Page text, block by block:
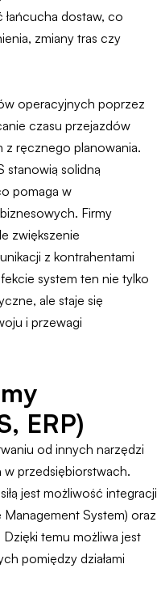
łańcucha dostaw, co
zmiany tras czy
operacyjnych poprzez
czasu przejazdów
z ręcznego planowania.
stanowią solidną
pomaga w
Firmy
zwiększenie
z kontrahentami
system ten nie tylko
ale staje się
i przewagi
ERP)
od innych narzędzi
przedsiębiorstwach.
jest możliwość integracji
Management System) oraz
temu możliwa jest
pomiędzy działami